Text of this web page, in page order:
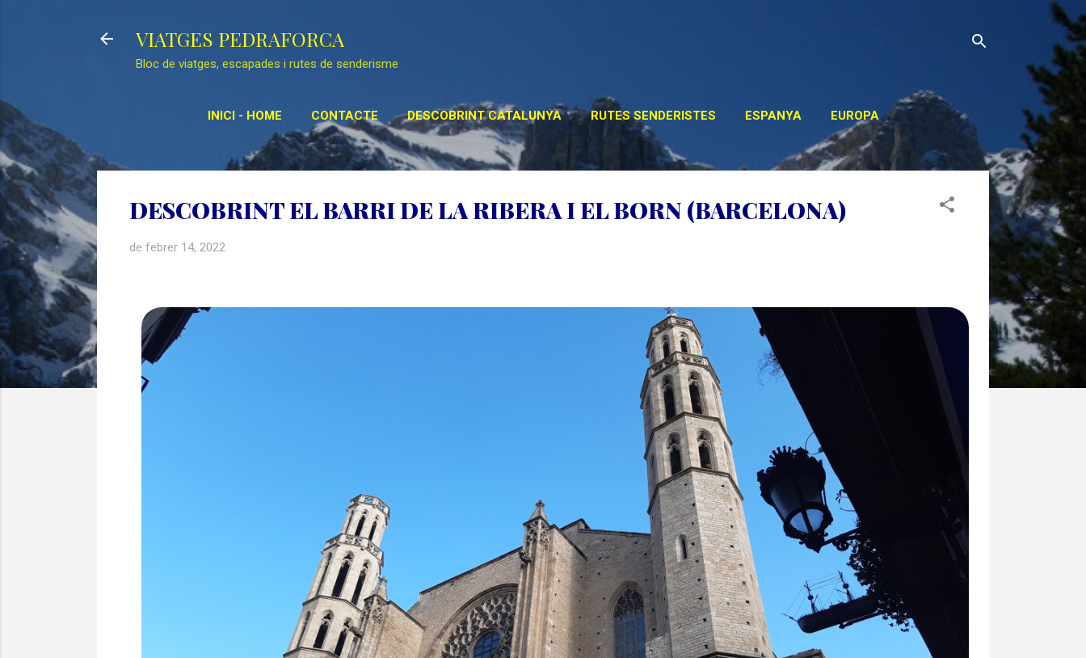
VIATGES PEDRAFORCA
Bloc de viatges, escapades i rutes de senderisme
INICI - HOME CONTACTE DESCOBRINT CATALUNYA RUTES SENDERISTES ESPANYA EUROPA
RESTA DEL MÓN POSTS ESPECIALS ENLLAÇOS
DESCOBRINT EL BARRI DE LA RIBERA I EL BORN (BARCELONA)
de febrer 14, 2022